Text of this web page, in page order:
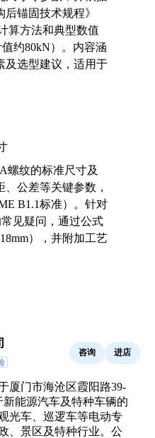
锚固技术规程》
算方法和典型数值
值约80kN）。内容涵
及选型建议，适用于
螺纹的标准尺寸及
公差等关键参数，
B1.1标准）。针对
见疑问，通过公式
），并附加工艺
咨询 进店
厦门市海沧区霞阳路39-
能源汽车及特种车辆的
光车、巡逻车等电动专
、景区及特种行业。公